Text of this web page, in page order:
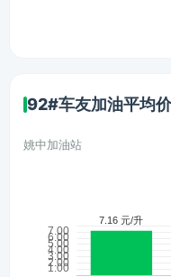
92#车友加油平均
姚中加油站